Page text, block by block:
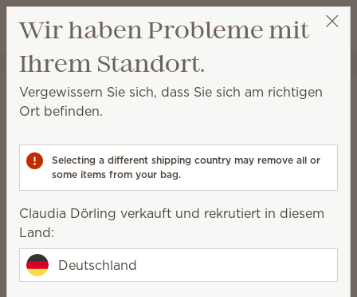
Wunschliste
Warenkorb
Claudia Dörling Party auswählen
Das Monatsspecial
Das Monatsspecial
frisches Dekor und exklusive Stücke.
Hüttenzauber
Das
Monatsspecial
für August
Ein
Sommer
Monatsspecial
Blooming
Santal
Monatsspecial
Wir haben Probleme mit
Ihrem Standort.
Vergewissern Sie sich, dass Sie sich am richtigen
Ort befinden.
Selecting a different shipping country may remove all or
some items from your bag.
Claudia Dörling verkauft und rekrutiert in diesem
Land:
Deutschland